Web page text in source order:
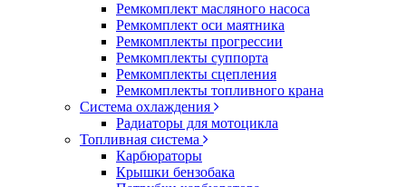
Ремкомплект масляного насоса
Ремкомплект оси маятника
Ремкомплекты прогрессии
Ремкомплекты суппорта
Ремкомплекты сцепления
Ремкомплекты топливного крана
Система охлаждения
Радиаторы для мотоцикла
Топливная система
Карбюраторы
Крышки бензобака